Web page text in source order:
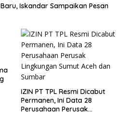
Iskandar Sampaikan Pesan
IZIN PT TPL Resmi Dicabut
Permanen, Ini Data 28
Perusahaan Perusak